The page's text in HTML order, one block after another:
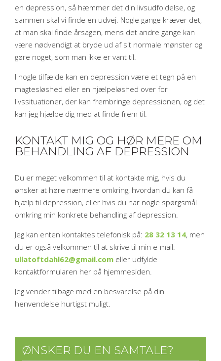
en depression, så hæmmer det din livsudfoldelse, og
sammen skal vi finde en udvej. Nogle gange kræver det,
at man skal finde årsagen, mens det andre gange kan
være nødvendigt at bryde ud af sit normale mønster og
gøre noget, som man ikke er vant til.​
I nogle tilfælde kan en depression være et tegn på en
magtesløshed eller en hjælpeløshed over for
livssituationer, der kan frembringe depressionen, og det
kan jeg hjælpe dig med at finde frem til.​
KONTAKT MIG OG HØR MERE OM
BEHANDLING AF DEPRESSION
Du er meget velkommen til at kontakte mig, hvis du
ønsker at høre nærmere omkring, hvordan du kan få
hjælp til depression, eller hvis du har nogle spørgsmål
omkring min konkrete behandling af depression.​
Jeg kan enten kontaktes telefonisk på: 28 32 13 14, men
du er også velkommen til at skrive til min e-mail:
ullatoftdahl62@gmail.com eller udfylde
kontaktformularen her på hjemmesiden.​
Jeg vender tilbage med en besvarelse på din
henvendelse hurtigst muligt.
ØNSKER DU EN SAMTALE?